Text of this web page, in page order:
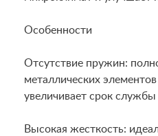
Особенности
Отсутствие пружин:
металлических
увеличивает срок службы
Высокая жесткость: